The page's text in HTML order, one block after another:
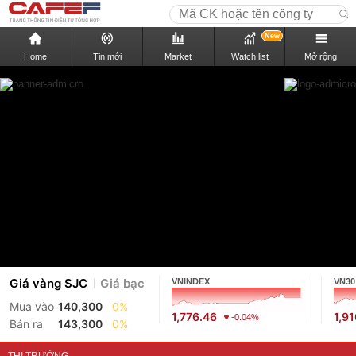
Home Tin mới Market Watch list
New
Mở rộng
Giá vàng SJC Giá bạc
Mua vào 140,300
0%
Bán ra
143,300 0%
VNINDEX
1,776.46 -0.04%
VN30